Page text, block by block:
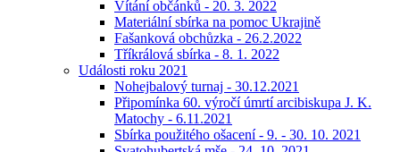
Vítání občánků - 20. 3. 2022
Materiální sbírka na pomoc Ukrajině
Fašanková obchůzka - 26.2.2022
Tříkrálová sbírka - 8. 1. 2022
Události roku 2021
Nohejbalový turnaj - 30.12.2021
Připomínka 60. výročí úmrtí arcibiskupa J. K.
Matochy - 6.11.2021
Sbírka použitého ošacení - 9. - 30. 10. 2021